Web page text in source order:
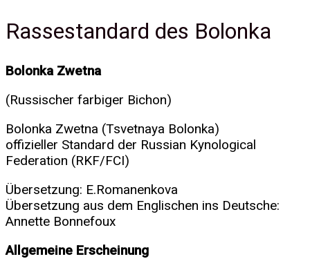
Rassestandard des Bolonka
Bolonka Zwetna
(Russischer farbiger Bichon)
Bolonka Zwetna (Tsvetnaya Bolonka)
offizieller Standard der Russian Kynological
Federation (RKF/FCI)
Übersetzung: E.Romanenkova
Übersetzung aus dem Englischen ins Deutsche:
Annette Bonnefoux
Allgemeine Erscheinung